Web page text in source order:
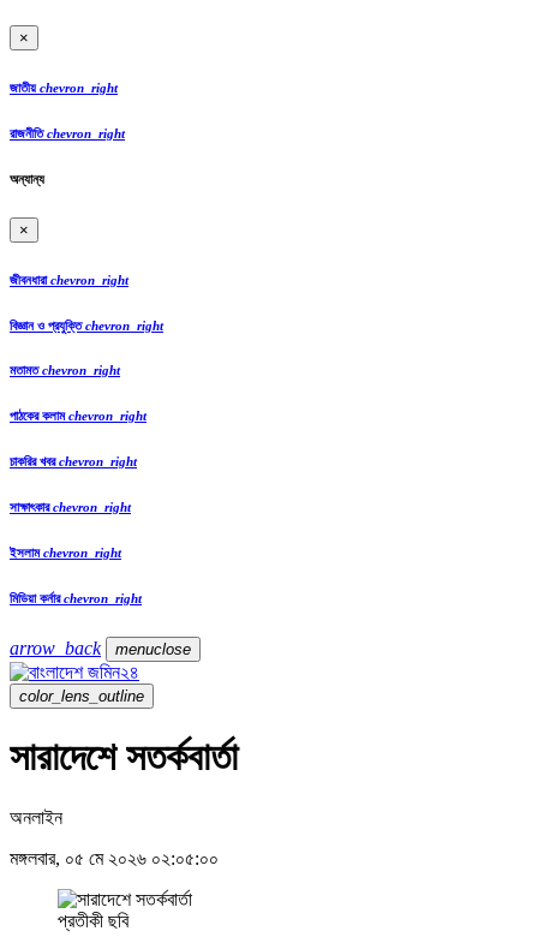
×
জাতীয়chevron_right
রাজনীতিchevron_right
অন্যান্য
×
জীবনধারাchevron_right
বিজ্ঞান ও প্রযুক্তিchevron_right
মতামতchevron_right
পাঠকের কলামchevron_right
চাকরির খবরchevron_right
সাক্ষাৎকারchevron_right
ইসলামchevron_right
মিডিয়া কর্নারchevron_right
arrow_back menuclose
color_lens_outline
সারাদেশে সতর্কবার্তা
অনলাইন
মঙ্গলবার, ০৫ মে ২০২৬ ০২:০৫:০০
প্রতীকী ছবি